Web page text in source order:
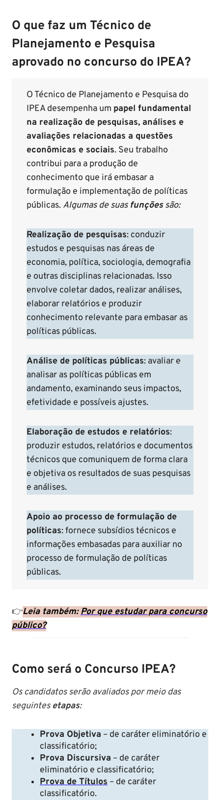
O que faz um Técnico de
Planejamento e Pesquisa
aprovado no concurso do IPEA?
O Técnico de Planejamento e Pesquisa do
IPEA desempenha um papel fundamental
na realização de pesquisas, análises e
avaliações relacionadas a questões
econômicas e sociais. Seu trabalho
contribui para a produção de
conhecimento que irá embasar a
formulação e implementação de políticas
públicas. Algumas de suas funçõessão:
Realização de pesquisas: conduzir
estudos e pesquisas nas áreas de
economia, política, sociologia, demografia
e outras disciplinas relacionadas. Isso
envolve coletar dados, realizar análises,
elaborar relatórios e produzir
conhecimento relevante para embasar as
políticas públicas.
Análise de políticas públicas: avaliar e
analisar as políticas públicas em
andamento, examinando seus impactos,
efetividade e possíveis ajustes.
Elaboração de estudos e relatórios:
produzir estudos, relatórios e documentos
técnicos que comuniquem de forma clara
e objetiva os resultados de suas pesquisas
e análises.
Apoio ao processo de formulação de
políticas: fornece subsídios técnicos e
informações embasadas para auxiliar no
processo de formulação de políticas
públicas.
👉Leia também:Por que estudar para concurso
público?
Como será o Concurso IPEA?
Os candidatos serão avaliados por meio das
seguintes etapas:
Prova Objetiva – de caráter eliminatório e
classificatório;
Prova Discursiva – de caráter
eliminatório e classificatório;
Prova de Títulos – de caráter
classificatório.